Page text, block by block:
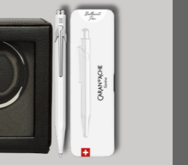
montre automatique sortie en 1978
comme son bracelet en acier
composé d’un cadran bleu
ronde , les aiguilles et index
permettant en plus de
une excellente lecture , le guichet
3 H , coté sécurité ce garde temps